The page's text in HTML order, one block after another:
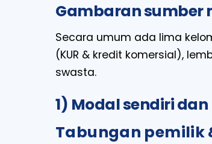
Gambaran sumber
Secara umum ada lima
(KUR & kredit komersial),
swasta.
1) Modal sendiri
Tabungan pemilik